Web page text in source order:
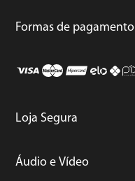
Formas de pagamento
Loja Segura
Áudio e Vídeo